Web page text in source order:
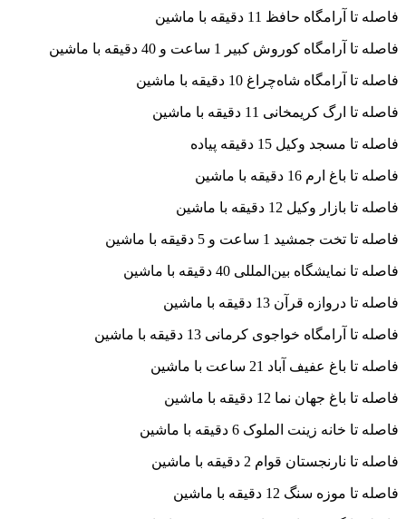
فاصله تا آرامگاه حافظ 11 دقیقه با ماشین
فاصله تا آرامگاه کوروش کبیر 1 ساعت و 40 دقیقه با ماشین
فاصله تا آرامگاه شاه‌چراغ 10 دقیقه با ماشین
فاصله تا ارگ کریمخانی 11 دقیقه با ماشین
فاصله تا مسجد وکیل 15 دقیقه پیاده
فاصله تا باغ ارم 16 دقیقه با ماشین
فاصله تا بازار وکیل 12 دقیقه با ماشین
فاصله تا تخت جمشید 1 ساعت و 5 دقیقه با ماشین
فاصله تا نمایشگاه بین‌المللی 40 دقیقه با ماشین
فاصله تا دروازه قرآن 13 دقیقه با ماشین
فاصله تا آرامگاه خواجوی کرمانی 13 دقیقه با ماشین
فاصله تا باغ عفیف آباد 21 ساعت با ماشین
فاصله تا باغ جهان نما 12 دقیقه با ماشین
فاصله تا خانه زینت الملوک 6 دقیقه با ماشین
فاصله تا نارنجستان قوام 2 دقیقه با ماشین
فاصله تا موزه سنگ 12 دقیقه با ماشین